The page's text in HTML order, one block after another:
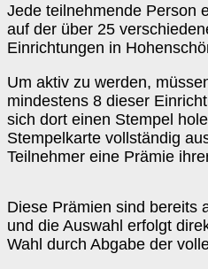
Jede teilnehmende Person
auf der über 25
Einrichtungen in
Um aktiv zu werden,
mindestens 8 dieser
sich dort einen Stempel
Stempelkarte vollständig
Teilnehmer eine Prämie
Diese Prämien sind bereits
und die Auswahl erfolgt
Wahl durch Abgabe der